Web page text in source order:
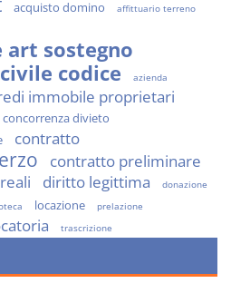
acquisto domino
affittuario terreno
sostegno
codice azienda
immobile proprietari
concorrenza divieto
contratto
contratto preliminare
diritto legittima donazione
locazione
prelazione
trascrizione